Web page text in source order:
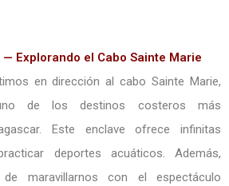
— Explorando el Cabo Sainte Marie
en dirección al cabo Sainte Marie,
de los destinos costeros más
Este enclave ofrece infinitas
deportes acuáticos. Además,
maravillarnos con el espectáculo